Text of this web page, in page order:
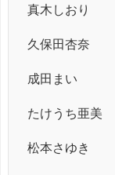
真木しおり
久保田杏奈
成田まい
たけうち亜美
松本さゆき